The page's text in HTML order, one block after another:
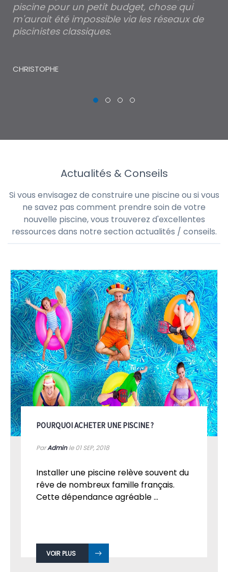
piscine pour un petit budget, chose qui
m'aurait été impossible via les réseaux de
piscinistes classiques.
CHRISTOPHE
Actualités & Conseils
Si vous envisagez de construire une piscine ou si vous
ne savez pas comment prendre soin de votre
nouvelle piscine, vous trouverez d'excellentes
ressources dans notre section actualités / conseils.
POURQUOI ACHETER UNE PISCINE ?
ParAdminle 01SEP, 2018
Installer une piscine relève souvent du
rêve de nombreux famille français.
Cette dépendance agréable ...
VOIR PLUS